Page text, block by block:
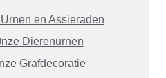
en Assieraden
Dierenurnen
Grafdecoratie